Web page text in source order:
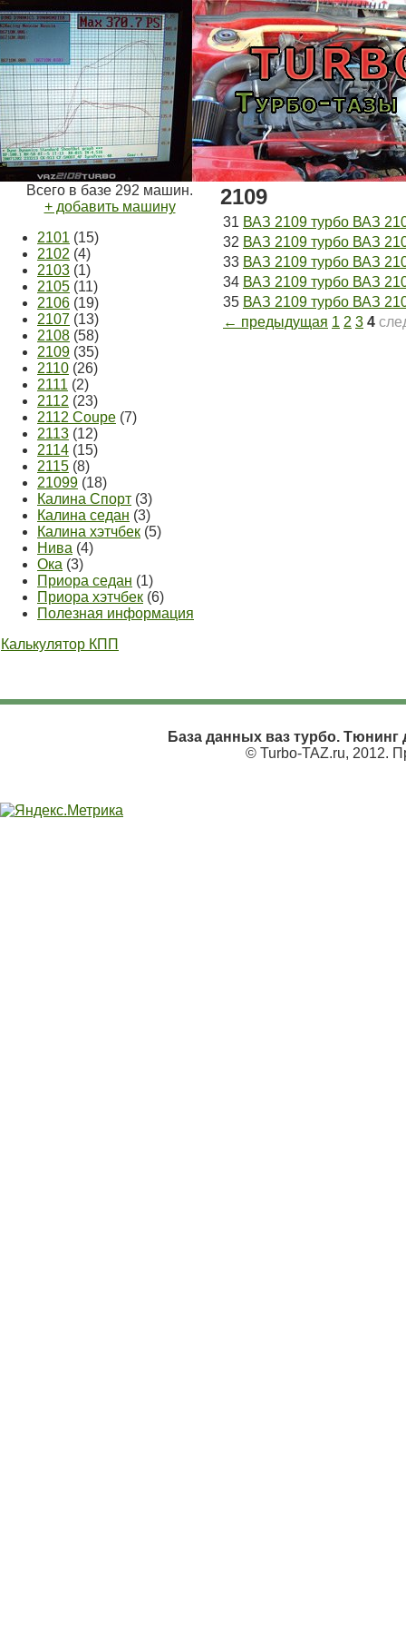
Всего в базе 292 машин.
+ добавить машину
2101 (15)
2102 (4)
2103 (1)
2105 (11)
2106 (19)
2107 (13)
2108 (58)
2109 (35)
2110 (26)
2111 (2)
2112 (23)
2112 Coupe (7)
2113 (12)
2114 (15)
2115 (8)
21099 (18)
Калина Спорт (3)
Калина седан (3)
Калина хэтчбек (5)
Нива (4)
Ока (3)
Приора седан (1)
Приора хэтчбек (6)
Полезная информация
Калькулятор КПП
2109
31 ВАЗ 2109 турбо ВАЗ
32 ВАЗ 2109 турбо ВАЗ
33 ВАЗ 2109 турбо ВАЗ
34 ВАЗ 2109 турбо ВАЗ
35 ВАЗ 2109 турбо ВАЗ
← предыдущая 1 2 3 4
База данных ваз турбо. Тюнинг
© Turbo-TAZ.ru, 2012.